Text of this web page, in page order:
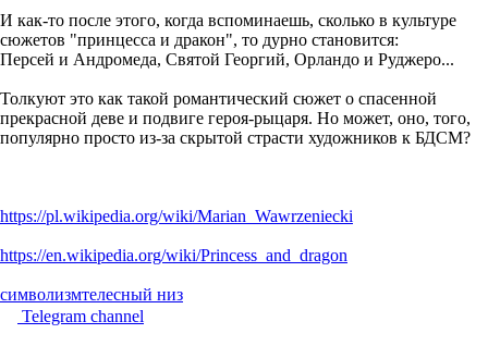
И как-то после этого, когда вспоминаешь, сколько в культуре
сюжетов "принцесса и дракон", то дурно становится:
Персей и Андромеда, Святой Георгий, Орландо и Руджеро...
Толкуют это как такой романтический сюжет о спасенной
прекрасной деве и подвиге героя-рыцаря. Но может, оно, того,
популярно просто из-за скрытой страсти художников к БДСМ?
https://pl.wikipedia.org/wiki/Marian_Wawrzeniecki
https://en.wikipedia.org/wiki/Princess_and_dragon
символизмтелесный низ
Telegram channel